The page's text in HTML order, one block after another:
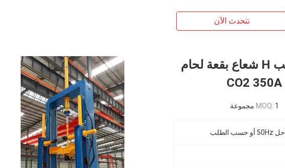
نتحدث الآن
ضوء واجب التلقائي الصلب H شعاع بقعة لحام
MOQ: 1 مجموعة